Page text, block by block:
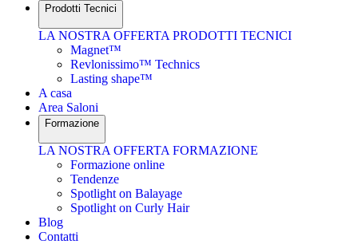
Prodotti Tecnici
LA NOSTRA OFFERTA PRODOTTI TECNICI
Magnet™
Revlonissimo™ Technics
Lasting shape™
A casa
Area Saloni
Formazione
LA NOSTRA OFFERTA FORMAZIONE
Formazione online
Tendenze
Spotlight on Balayage
Spotlight on Curly Hair
Blog
Contatti